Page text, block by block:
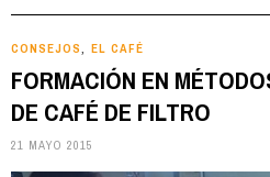
CONSEJOS EL CAFÉ
FORMACIÓN EN
DE CAFÉ DE FILTRO
21 MAYO 2015